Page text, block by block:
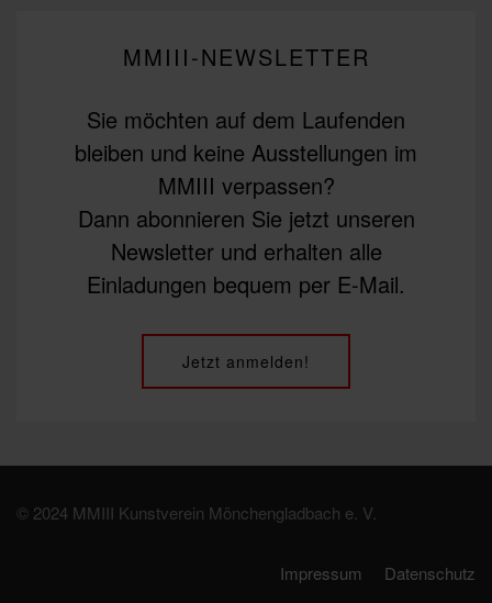
MMIII-NEWSLETTER
Sie möchten auf dem Laufenden
bleiben und keine Ausstellungen im
MMIII verpassen?
Dann abonnieren Sie jetzt unseren
Newsletter und erhalten alle
Einladungen bequem per E-Mail.
Jetzt anmelden!
© 2024 MMIII Kunstverein Mönchengladbach e. V.
Impressum Datenschutz